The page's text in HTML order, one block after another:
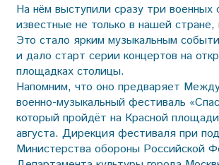
На нём выступили сразу три военных
известные не только в нашей
Это стало ярким музыкальным
и дало старт серии концертов на
площадках столицы.
Напомним, что оно предваряет
военно-музыкальный фестиваль
который пройдёт на Красной
августа. Дирекция фестиваля при
Министерства обороны Российской